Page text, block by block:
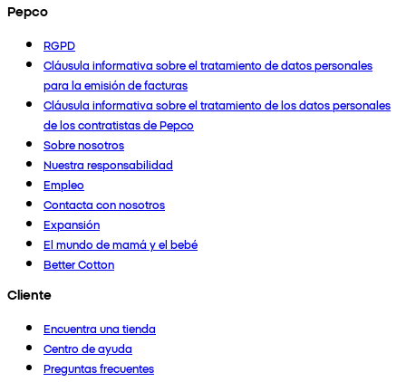
Pepco
RGPD
Cláusula informativa sobre el tratamiento de datos personales
para la emisión de facturas
Cláusula informativa sobre el tratamiento de los datos personales
de los contratistas de Pepco
Sobre nosotros
Nuestra responsabilidad
Empleo
Contacta con nosotros
Expansión
El mundo de mamá y el bebé
Better Cotton
Cliente
Encuentra una tienda
Centro de ayuda
Preguntas frecuentes